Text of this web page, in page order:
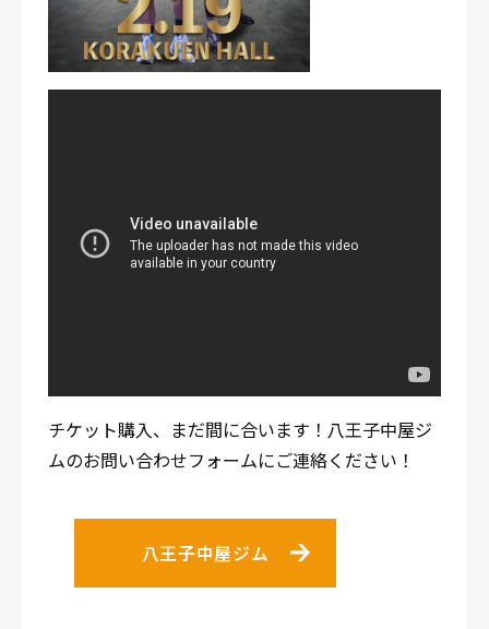
チケット購入、まだ間に合います！八王子中屋ジ
ムのお問い合わせフォームにご連絡ください！
八王子中屋ジム